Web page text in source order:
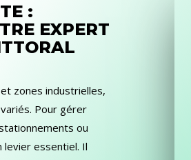
:
EXPERT
zones industrielles,
Pour gérer
ou
levier essentiel. Il